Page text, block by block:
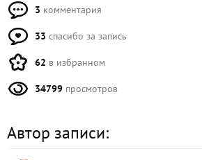
3 комментария
33 спасибо за запись
62 в избранном
34799 просмотров
Автор записи: